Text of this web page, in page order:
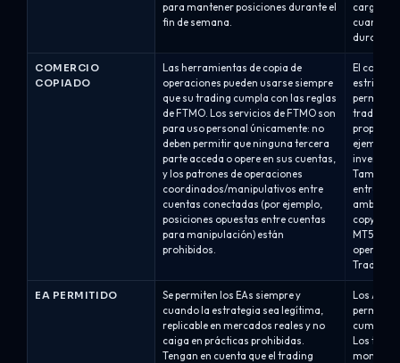
para mantener posiciones durante el
fin de semana.
cargos
cuando
durante
COMERCIO
COPIADO
Las herramientas de copia de
operaciones pueden usarse siempre
que su trading cumpla con las reglas
de FTMO. Los servicios de FTMO son
para uso personal únicamente: no
deben permitir que ninguna tercera
parte acceda o opere en sus cuentas,
y los patrones de operaciones
coordinados/manipulativos entre
cuentas conectadas (por ejemplo,
posiciones opuestas entre cuentas
para manipulación) están
prohibidos.
El copy
permite
trader
ejemplo,
inversor/
También
entre dos
ambos
copy
MT5
EA PERMITIDO
Se permiten los EAs siempre y
cuando la estrategia sea legítima,
replicable en mercados reales y no
caiga en prácticas prohibidas.
Tengan en cuenta que el trading
Los
cumplan
Los